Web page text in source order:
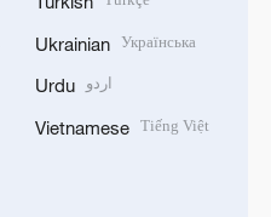
Ukrainian Українська
Urdu اردو
Vietnamese Tiếng Việt